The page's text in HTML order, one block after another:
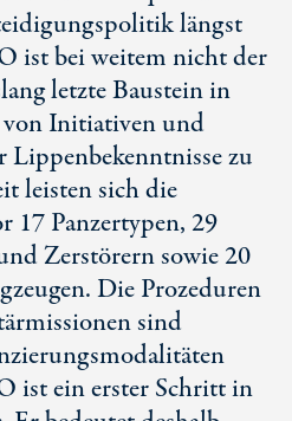
längst
ist bei weitem nicht der
letzte Baustein in
von Initiativen und
Lippenbekenntnisse zu
leisten sich die
17 Panzertypen, 29
Zerstörern sowie 20
Die Prozeduren
sind
ist ein erster Schritt in